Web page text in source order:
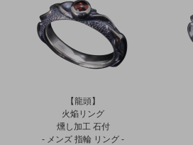
【龍頭】
火焔リング
燻し加工 石付
- メンズ 指輪 リング -